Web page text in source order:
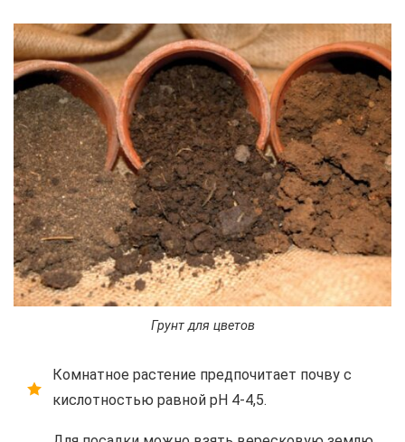
Грунт для цветов
Комнатное растение предпочитает почву с
кислотностью равной pH 4-4,5.